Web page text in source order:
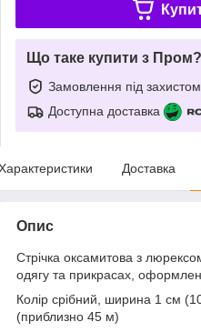
Що таке купити з Пром?
Замовлення під захистом
Доступна доставка
Доставка
Опис
Стрічка оксамитова з
одягу та прикрасах,
Колір срібний, ширина 1 см
(приблизно 45 м)